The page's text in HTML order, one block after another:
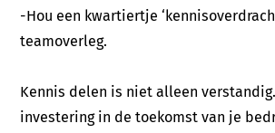
-Hou een kwartiertje
teamoverleg.
Kennis delen is niet alleen
investering in de toekomst van je